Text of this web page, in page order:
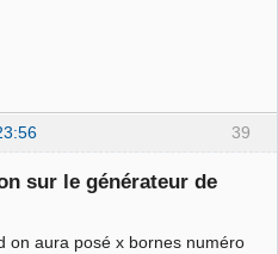
39
sur le générateur de
on aura posé x bornes numéro